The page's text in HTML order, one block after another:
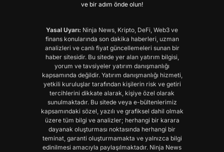
ve bir adım önde olun!
Yasal Uyarı: Ninja News, Kripto, DeFi, Web3 ve
finans konularında son dakika haberleri, uzman
analizleri ve canlı fiyat güncellemeleri sunan bir
haber sitesidir. Bu sitede yer alan yatırım bilgisi,
yorum ve tavsiyeler yatırım danışmanlığı
kapsamında değildir. Yatırım danışmanlığı hizmeti,
yetkili kuruluşlar tarafından kişilerin risk ve getiri
tercihlerini dikkate alarak, kişiye özel olarak
sunulmaktadır. Bu sitede veya e-bültenlerimiz
kapsamındaki sözel, yazılı ve grafiksel dahil olmak
üzere tüm bilgi ve analizler; herhangi bir karara
dayanak oluşturması noktasında herhangi bir
teminat, garanti oluşturmamakta ve yalnızca bilgi
edinilmesi amacıyla paylaşılmaktadır. Ninja News